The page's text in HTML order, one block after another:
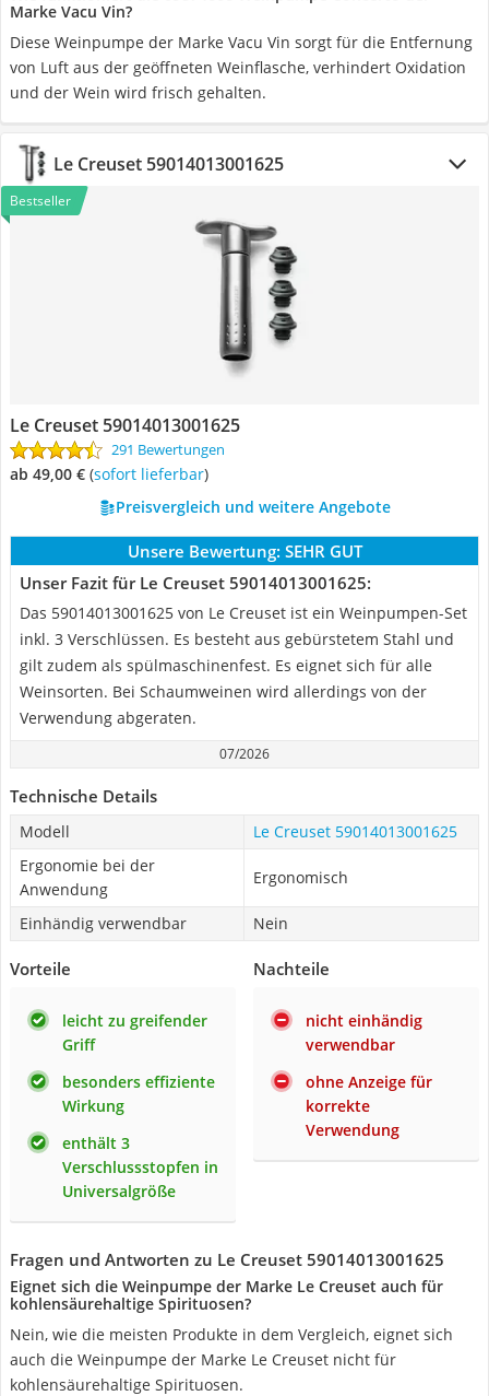
Marke Vacu Vin?
Diese Weinpumpe der Marke Vacu Vin sorgt für die Entfernung
von Luft aus der geöffneten Weinflasche, verhindert Oxidation
und der Wein wird frisch gehalten.
Le Creuset 59014013001625
Bestseller
Le Creuset 59014013001625
291 Bewertungen
ab 49,00 € ( Sofort lieferbar)
Preisvergleich und weitere Angebote
Unsere Bewertung: SEHR GUT
Unser Fazit für Le Creuset 59014013001625:
Das 59014013001625 von Le Creuset ist ein Weinpumpen-Set
inkl. 3 Verschlüssen. Es besteht aus gebürstetem Stahl und
gilt zudem als spülmaschinenfest. Es eignet sich für alle
Weinsorten. Bei Schaumweinen wird allerdings von der
Verwendung abgeraten.
07/2026
Technische Details
Modell
Le Creuset 59014013001625
Ergonomie bei der
Anwendung
Ergonomisch
Einhändig verwendbar Nein
Vorteile
leicht zu greifender
Griff
besonders effiziente
Wirkung
enthält 3
Verschlussstopfen in
Universalgröße
Nachteile
nicht einhändig
verwendbar
ohne Anzeige für
korrekte
Verwendung
Fragen und Antworten zu Le Creuset 59014013001625
Eignet sich die Weinpumpe der Marke Le Creuset auch für
kohlensäurehaltige Spirituosen?
Nein, wie die meisten Produkte in dem Vergleich, eignet sich
auch die Weinpumpe der Marke Le Creuset nicht für
kohlensäurehaltige Spirituosen.